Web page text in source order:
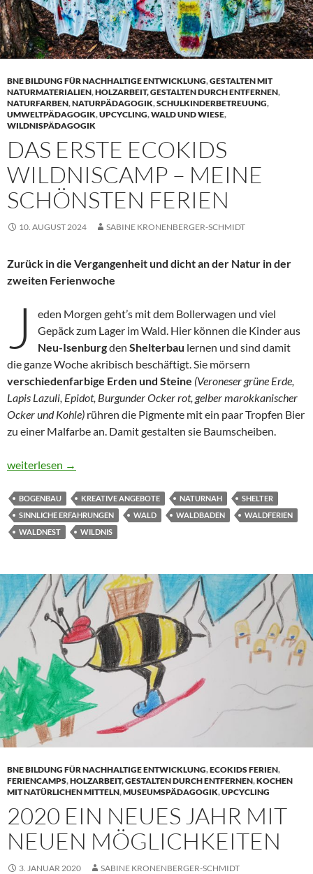
BNE BILDUNG FÜR NACHHALTIGE ENTWICKLUNG,GESTALTEN MIT
NATURMATERIALIEN,HOLZARBEIT, GESTALTEN DURCH ENTFERNEN,
NATURFARBEN,NATURPÄDAGOGIK,SCHULKINDERBETREUUNG,
UMWELTPÄDAGOGIK,UPCYCLING,WALD UND WIESE,
WILDNISPÄDAGOGIK
DAS ERSTE ECOKIDS
WILDNISCAMP – MEINE
SCHÖNSTEN FERIEN
10. AUGUST 2024 SABINE KRONENBERGER-SCHMIDT
Zurück in die Vergangenheit und dicht an der Natur in der
zweiten Ferienwoche
J
eden Morgen geht’s mit dem Bollerwagen und viel
Gepäck zum Lager im Wald. Hier können die Kinder aus
Neu-Isenburgden Shelterbau lernen und sind damit
die ganze Woche akribisch beschäftigt. Sie mörsern
verschiedenfarbige Erden und Steine (Veroneser grüne Erde,
Lapis Lazuli, Epidot, Burgunder Ocker rot, gelber marokkanischer
Ocker und Kohle) rühren die Pigmente mit ein paar Tropfen Bier
zu einer Malfarbe an. Damit gestalten sie Baumscheiben.
Das erste ecokids Wildniscamp – meine schönsten Ferien
weiterlesen →
BOGENBAU KREATIVE ANGEBOTE NATURNAH
SHELTER
SINNLICHE ERFAHRUNGEN
WALD WALDBADEN
WALDFERIEN
WALDNEST
WILDNIS
BNE BILDUNG FÜR NACHHALTIGE ENTWICKLUNG,ECOKIDS FERIEN,
FERIENCAMPS,HOLZARBEIT, GESTALTEN DURCH ENTFERNEN,KOCHEN
MIT NATÜRLICHEN MITTELN,MUSEUMSPÄDAGOGIK,UPCYCLING
2020 EIN NEUES JAHR MIT
NEUEN MÖGLICHKEITEN
3. JANUAR 2020 SABINE KRONENBERGER-SCHMIDT